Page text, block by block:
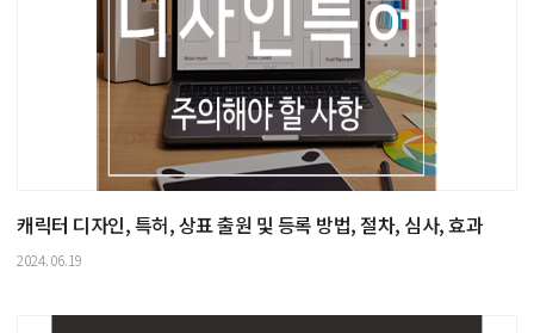
캐릭터 디자인, 특허, 상표 출원 및 등록 방법, 절차, 심사, 효과
2024.06.19